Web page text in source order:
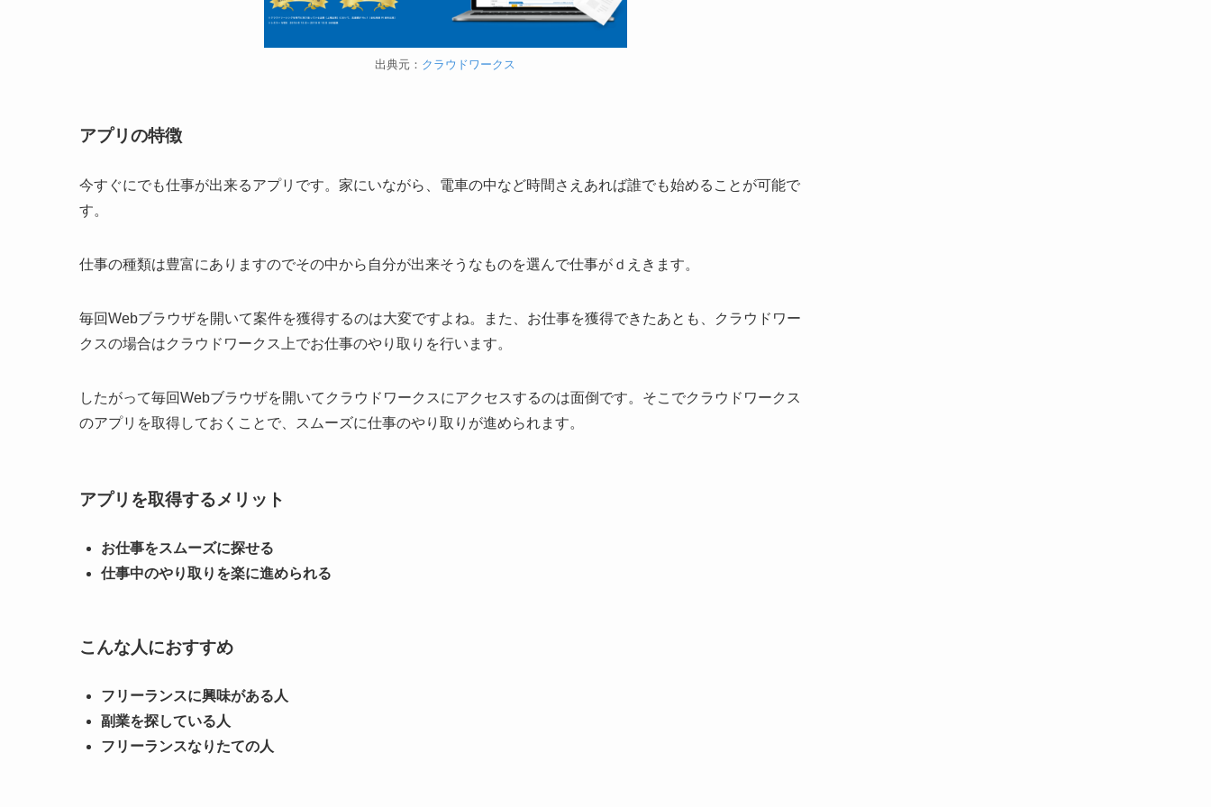
出典元： クラウドワークス
アプリの特徴
今すぐにでも仕事が出来るアプリです。家にいながら、電車の中など時間さえあれば誰でも始めることが可能で
す。
仕事の種類は豊富にありますのでその中から自分が出来そうなものを選んで仕事がｄえきます。
毎回Webブラウザを開いて案件を獲得するのは大変ですよね。また、お仕事を獲得できたあとも、クラウドワー
クスの場合はクラウドワークス上でお仕事のやり取りを行います。
したがって毎回Webブラウザを開いてクラウドワークスにアクセスするのは面倒です。そこでクラウドワークス
のアプリを取得しておくことで、スムーズに仕事のやり取りが進められます。
アプリを取得するメリット
お仕事をスムーズに探せる
仕事中のやり取りを楽に進められる
こんな人におすすめ
フリーランスに興味がある人
副業を探している人
フリーランスなりたての人